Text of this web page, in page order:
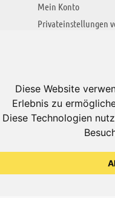
Diese Website
Erlebnis zu
Diese Technologien
Mein Konto
Privateinstellungen
Jobs
Impressum